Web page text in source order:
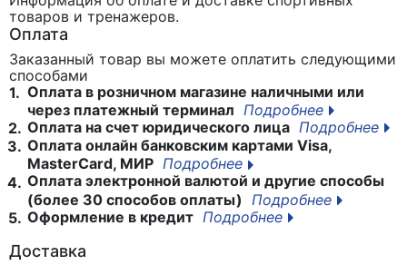
товаров и тренажеров.
Оплата
Заказанный товар вы можете оплатить следующими
способами
1. Оплата в розничном магазине наличными или
через платежный терминал Подробнее
2. Оплата на счет юридического лица Подробнее
3. Оплата онлайн банковским картами Visa,
MasterCard, МИР Подробнее
4. Оплата электронной валютой и другие способы
(более 30 способов оплаты)
Подробнее
5. Оформление в кредит Подробнее
Доставка